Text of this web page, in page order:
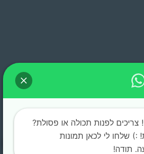
צריכים לפנות תכולה או פסולת?
:) שלחו לי לכאן תמונות
תודה!